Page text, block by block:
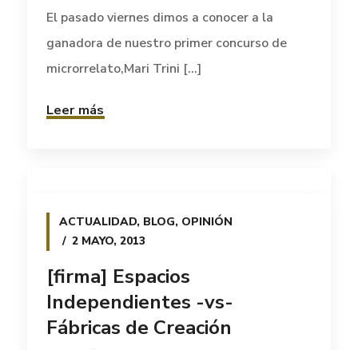
El pasado viernes dimos a conocer a la
ganadora de nuestro primer concurso de
microrrelato,Mari Trini [...]
Leer más
ACTUALIDAD, BLOG, OPINIÓN
2 MAYO, 2013
[firma] Espacios
Independientes -vs-
Fábricas de Creación